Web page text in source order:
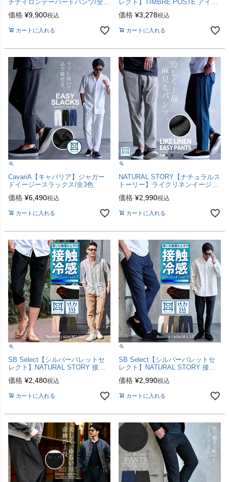
チナイロンテーパードパンツ/全4
価格 ¥9,900税込
カートに入れる
レクト】TIMBRE POSTE アイス
価格 ¥3,278税込
カートに入れる
CavariA【キャバリア】ジャガー
ドイージースラックス/全3色
価格 ¥6,490税込
カートに入れる
NATURAL STORY【ナチュラルス
トーリー】ライクリネンイージー
価格 ¥2,990税込
カートに入れる
SB Select【シルバーバレットセ
レクト】NATURAL STORY 接触
ンツ
価格 ¥2,480税込
カートに入れる
SB Select【シルバーバレットセ
レクト】NATURAL STORY 接触
色TikTok
価格 ¥2,990税込
カートに入れる